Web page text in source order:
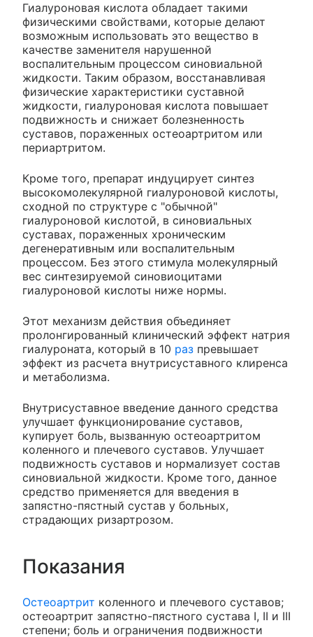
Гиалуроновая кислота обладает такими
физическими свойствами, которые делают
возможным использовать это вещество в
качестве заменителя нарушенной
воспалительным процессом синовиальной
жидкости. Таким образом, восстанавливая
физические характеристики суставной
жидкости, гиалуроновая кислота повышает
подвижность и снижает болезненность
суставов, пораженных остеоартритом или
периартритом.
Кроме того, препарат индуцирует синтез
высокомолекулярной гиалуроновой кислоты,
сходной по структуре с "обычной"
гиалуроновой кислотой, в синовиальных
суставах, пораженных хроническим
дегенеративным или воспалительным
процессом. Без этого стимула молекулярный
вес синтезируемой синовиоцитами
гиалуроновой кислоты ниже нормы.
Этот механизм действия объединяет
пролонгированный клинический эффект натрия
гиалуроната, который в 10 раз превышает
эффект из расчета внутрисуставного клиренса
и метаболизма.
Внутрисуставное введение данного средства
улучшает функционирование суставов,
купирует боль, вызванную остеоартритом
коленного и плечевого суставов. Улучшает
подвижность суставов и нормализует состав
синовиальной жидкости. Кроме того, данное
средство применяется для введения в
запястно-пястный сустав у больных,
страдающих ризартрозом.
Показания
Остеоартрит коленного и плечевого суставов;
остеоартрит запястно-пястного сустава I, II и III
степени; боль и ограничения подвижности